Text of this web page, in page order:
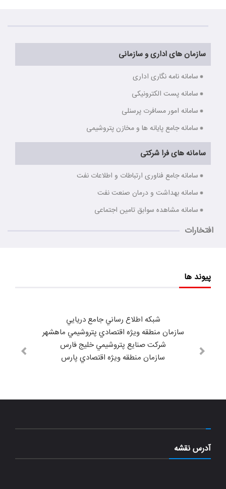
سازمان های اداری و سازمانی
سامانه نامه نگاری اداری
سامانه پست الکترونیکی
سامانه امور مسافرت پرسنلی
سامانه جامع پایانه ها و مخازن پتروشیمی
سامانه های فرا شرکتی
سامانه جامع فناوری ارتباطات و اطلاعات نفت
سامانه بهداشت و درمان صنعت نفت
سامانه مشاهده سوابق تامین اجتماعی
افتخارات
پیوند ها
شبكه اطلاع رساني جامع دريايي
سازمان منطقه ويژه اقتصادي پتروشيمي ماهشهر
شركت صنايع پتروشيمي خليج فارس
سازمان منطقه ويژه اقتصادي پارس
آدرس نقشه